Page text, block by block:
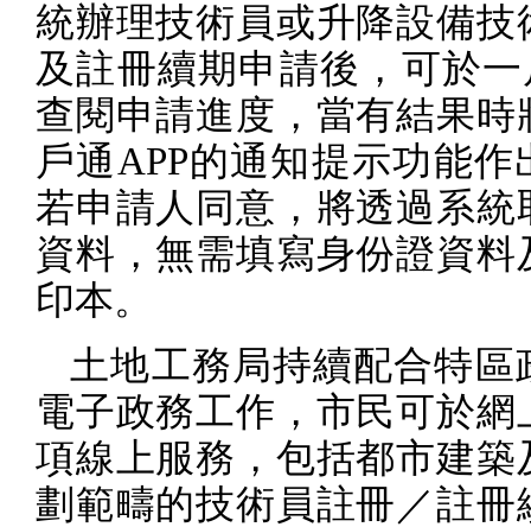
統辦理技術員或升降設備技
及註冊續期申請後，可於
查閱申請進度，當有結果時
戶通 APP的通知提示功能作
若申請人同意，將透過系統
資料，無需填寫身份證資料
印本。
土地工務局持續配合特區
電子政務工作，市民可於網
項線上服務，包括都市建築
劃範疇的技術員註冊／註冊